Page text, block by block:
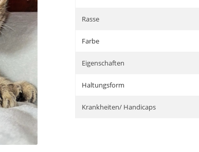
Rasse
Farbe
Eigenschaften
Haltungsform
Krankheiten/ Handicaps